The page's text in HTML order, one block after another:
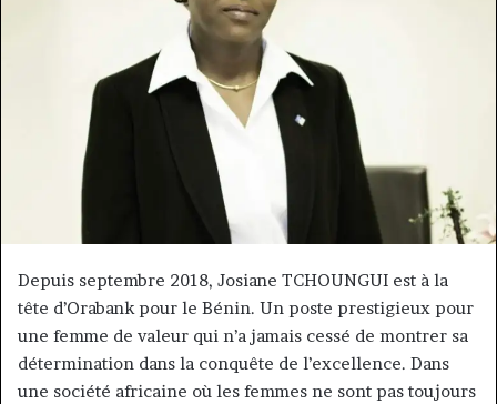
Depuis septembre 2018, Josiane TCHOUNGUI est à la
tête d’Orabank pour le Bénin. Un poste prestigieux pour
une femme de valeur qui n’a jamais cessé de montrer sa
détermination dans la conquête de l’excellence. Dans
une société africaine où les femmes ne sont pas toujours